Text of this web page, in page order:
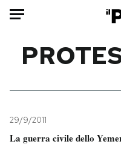
Mondo
Politica
29/9/2011
La guerra civile dello